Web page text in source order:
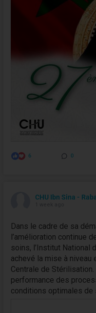
6 0
CHU Ibn Sina -
Dans le cadre de sa
l’amélioration continue
soins, l’Institut National
achevé la mise à niveau
Centrale de
performance des
conditions optimales